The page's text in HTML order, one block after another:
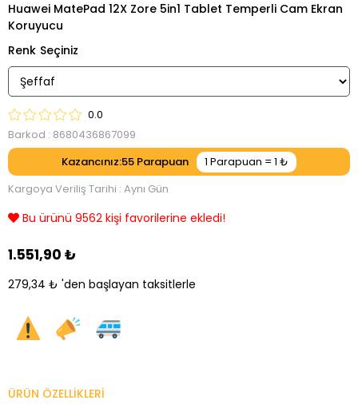
Huawei MatePad 12X Zore 5in1 Tablet Temperli Cam Ekran
Koruyucu
Renk
0.0
Barkod : 8680436867099
Kazancınız:55
Kargoya Veriliş Tarihi : Aynı Gün
Bu ürünü 9562 kişi favorilerine ekledi!
1.551,90 ₺
279,34 ₺ 'den başlayan taksitlerle
ÜRÜN ÖZELLIKLERI